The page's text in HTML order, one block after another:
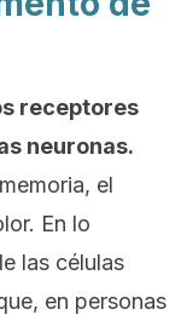
receptores
neuronas.
el
En lo
las células
en personas